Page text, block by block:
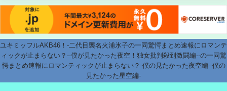
ユキミッフルAKB46！-二代目襲名火浦氷子の一同驚愕まとめ速報にロマンテ
ィックが止まらない？--僕が見たかった夜空！独女批判殺到激闘編--の一同驚
愕まとめ速報にロマンティックが止まらない？-僕の見たかった夜空編--僕の
見たかった星空編-